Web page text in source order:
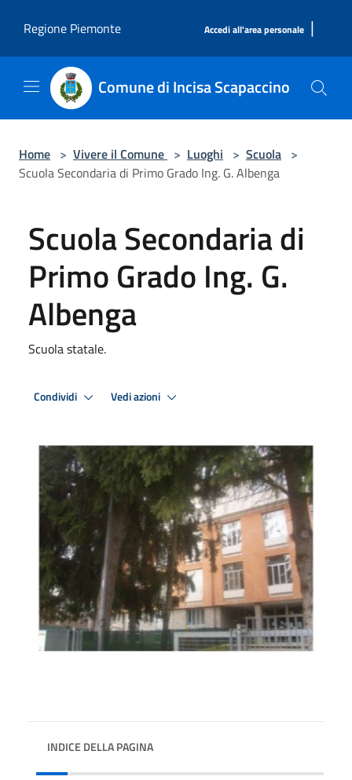
Regione Piemonte
Accedi all'area personale |
Comune di Incisa Scapaccino
Home > Vivere il Comune > Luoghi > Scuola >
Scuola Secondaria di Primo Grado Ing. G. Albenga
Scuola Secondaria di
Primo Grado Ing. G.
Albenga
Scuola statale.
Condividi Vedi azioni
INDICE DELLA PAGINA